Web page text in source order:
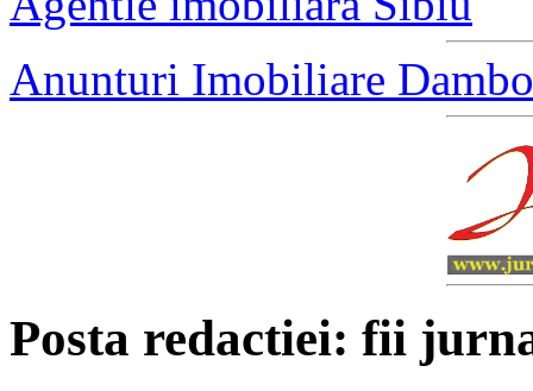
Anunturi Imobiliare
Posta redactiei: fii